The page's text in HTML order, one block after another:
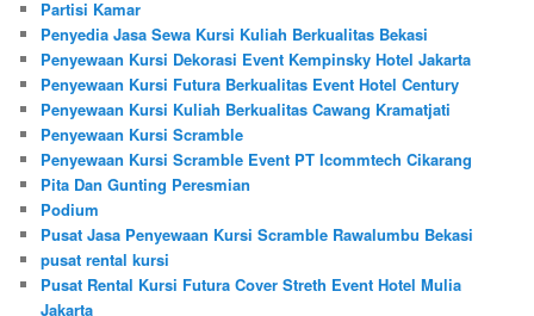
Partisi Kamar
Penyedia Jasa Sewa Kursi Kuliah Berkualitas Bekasi
Penyewaan Kursi Dekorasi Event Kempinsky Hotel Jakarta
Penyewaan Kursi Futura Berkualitas Event Hotel Century
Penyewaan Kursi Kuliah Berkualitas Cawang Kramatjati
Penyewaan Kursi Scramble
Penyewaan Kursi Scramble Event PT Icommtech Cikarang
Pita Dan Gunting Peresmian
Podium
Pusat Jasa Penyewaan Kursi Scramble Rawalumbu Bekasi
pusat rental kursi
Pusat Rental Kursi Futura Cover Streth Event Hotel Mulia
Jakarta